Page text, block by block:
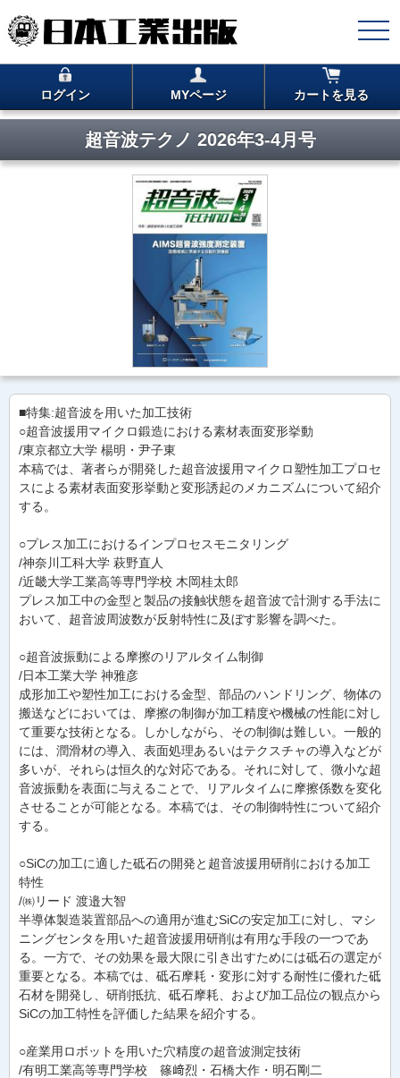
ログイン MYページ カートを見る
超音波テクノ 2026年3-4月号
■特集:超音波を用いた加工技術
○超音波援用マイクロ鍛造における素材表面変形挙動
/東京都立大学 楊明・尹子東
本稿では、著者らが開発した超音波援用マイクロ塑性加工プロセ
スによる素材表面変形挙動と変形誘起のメカニズムについて紹介
する。
○プレス加工におけるインプロセスモニタリング
/神奈川工科大学 萩野直人
/近畿大学工業高等専門学校 木岡桂太郎
プレス加工中の金型と製品の接触状態を超音波で計測する手法に
おいて、超音波周波数が反射特性に及ぼす影響を調べた。
○超音波振動による摩擦のリアルタイム制御
/日本工業大学 神雅彦
成形加工や塑性加工における金型、部品のハンドリング、物体の
搬送などにおいては、摩擦の制御が加工精度や機械の性能に対し
て重要な技術となる。しかしながら、その制御は難しい。一般的
には、潤滑材の導入、表面処理あるいはテクスチャの導入などが
多いが、それらは恒久的な対応である。それに対して、微小な超
音波振動を表面に与えることで、リアルタイムに摩擦係数を変化
させることが可能となる。本稿では、その制御特性について紹介
する。
○SiCの加工に適した砥石の開発と超音波援用研削における加工
特性
/㈱リード 渡邉大智
半導体製造装置部品への適用が進むSiCの安定加工に対し、マシ
ニングセンタを用いた超音波援用研削は有用な手段の一つであ
る。一方で、その効果を最大限に引き出すためには砥石の選定が
重要となる。本稿では、砥石摩耗・変形に対する耐性に優れた砥
石材を開発し、研削抵抗、砥石摩耗、および加工品位の観点から
SiCの加工特性を評価した結果を紹介する。
○産業用ロボットを用いた穴精度の超音波測定技術
/有明工業高等専門学校 篠﨑烈・石橋大作・明石剛二